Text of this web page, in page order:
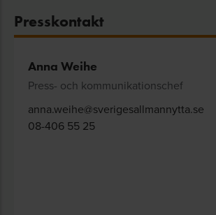
Presskontakt
Anna Weihe
Press- och kommunikationschef
anna.weihe@sverigesallmannytta.se
08-406 55 25